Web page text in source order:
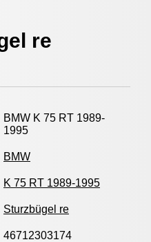
re
BMW K 75 RT 1989-
1995
BMW
K 75 RT 1989-1995
Sturzbügel re
46712303174